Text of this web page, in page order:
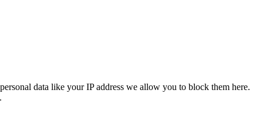
data like your IP address we allow you to block them here.